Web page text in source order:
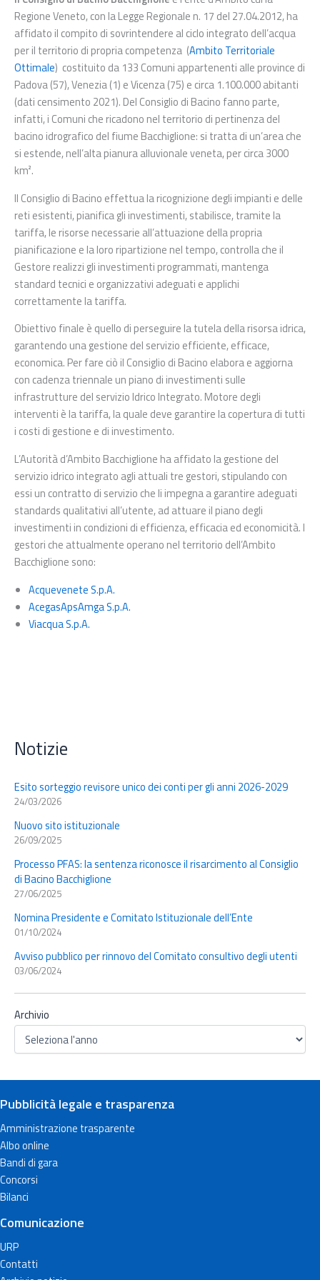
Notizie
Esito sorteggio revisore unico dei conti per gli anni 2026-2029
24/03/2026
Nuovo sito istituzionale
26/09/2025
Processo PFAS: la sentenza riconosce il risarcimento al Consiglio
di Bacino Bacchiglione
27/06/2025
Nomina Presidente e Comitato Istituzionale dell’Ente
01/10/2024
Avviso pubblico per rinnovo del Comitato consultivo degli utenti
03/06/2024
Archivio
Regione Veneto, con la Legge Regionale n. 17 del 27.04.2012, ha
affidato il compito di sovrintendere al ciclo integrato dell’acqua
per il territorio di propria competenza (Ambito Territoriale
Ottimale) costituito da 133 Comuni appartenenti alle province di
Padova (57), Venezia (1) e Vicenza (75) e circa 1.100.000 abitanti
(dati censimento 2021). Del Consiglio di Bacino fanno parte,
infatti, i Comuni che ricadono nel territorio di pertinenza del
bacino idrografico del fiume Bacchiglione: si tratta di un’area che
si estende, nell’alta pianura alluvionale veneta, per circa 3000
km².
Il Consiglio di Bacino effettua la ricognizione degli impianti e delle
reti esistenti, pianifica gli investimenti, stabilisce, tramite la
tariffa, le risorse necessarie all’attuazione della propria
pianificazione e la loro ripartizione nel tempo, controlla che il
Gestore realizzi gli investimenti programmati, mantenga
standard tecnici e organizzativi adeguati e applichi
correttamente la tariffa.
Obiettivo finale è quello di perseguire la tutela della risorsa idrica,
garantendo una gestione del servizio efficiente, efficace,
economica. Per fare ciò il Consiglio di Bacino elabora e aggiorna
con cadenza triennale un piano di investimenti sulle
infrastrutture del servizio Idrico Integrato. Motore degli
interventi è la tariffa, la quale deve garantire la copertura di tutti
i costi di gestione e di investimento.
L’Autorità d’Ambito Bacchiglione ha affidato la gestione del
servizio idrico integrato agli attuali tre gestori, stipulando con
essi un contratto di servizio che li impegna a garantire adeguati
standards qualitativi all’utente, ad attuare il piano degli
investimenti in condizioni di efficienza, efficacia ed economicità. I
gestori che attualmente operano nel territorio dell’Ambito
Bacchiglione sono:
Acquevenete S.p.A.
AcegasApsAmga S.p.A.
Viacqua S.p.A.
Pubblicità legale e trasparenza
Amministrazione trasparente
Albo online
Bandi di gara
Concorsi
Bilanci
Comunicazione
URP
Contatti